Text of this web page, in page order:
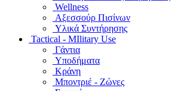
Wellness
Αξεσσούρ Πισίνων
Υλικά Συντήρησης
Tactical - MIlitary Use
Γάντια
Υποδήματα
Κράνη
Μποντριέ - Ζώνες